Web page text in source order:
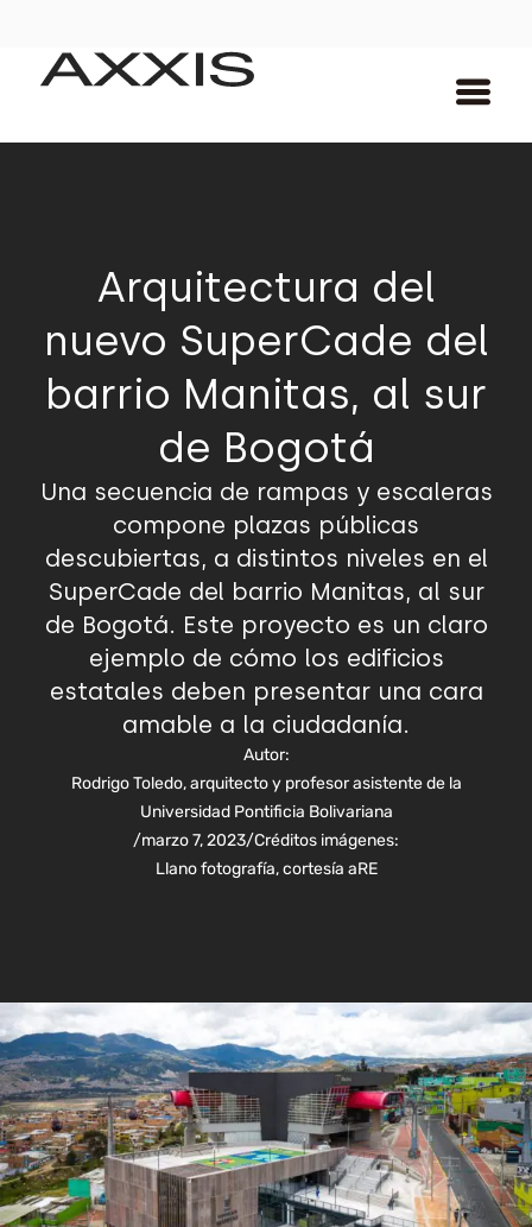
Arquitectura del
nuevo SuperCade del
barrio Manitas, al sur
de Bogotá
Una secuencia de rampas y escaleras
compone plazas públicas
descubiertas, a distintos niveles en el
SuperCade del barrio Manitas, al sur
de Bogotá. Este proyecto es un claro
ejemplo de cómo los edificios
estatales deben presentar una cara
amable a la ciudadanía.
Autor:
Rodrigo Toledo, arquitecto y profesor asistente de la
Universidad Pontificia Bolivariana
/marzo 7, 2023/Créditos imágenes:
Llano fotografía, cortesía aRE